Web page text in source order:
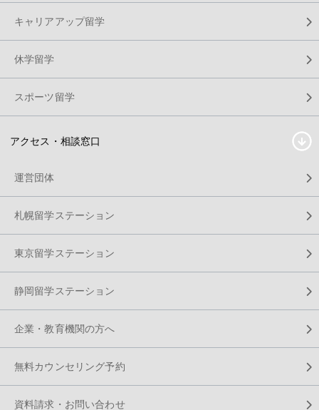
キャリアアップ留学
休学留学
スポーツ留学
アクセス・相談窓口
運営団体
札幌留学ステーション
東京留学ステーション
静岡留学ステーション
企業・教育機関の方へ
無料カウンセリング予約
資料請求・お問い合わせ